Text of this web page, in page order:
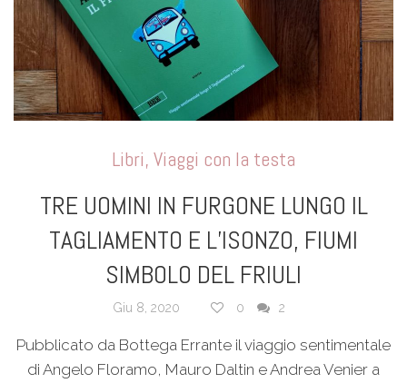
Libri, Viaggi con la testa
TRE UOMINI IN FURGONE LUNGO IL
TAGLIAMENTO E L’ISONZO, FIUMI
SIMBOLO DEL FRIULI
Giu 8, 2020 0 2
Pubblicato da Bottega Errante il viaggio sentimentale
di Angelo Floramo, Mauro Daltin e Andrea Venier a